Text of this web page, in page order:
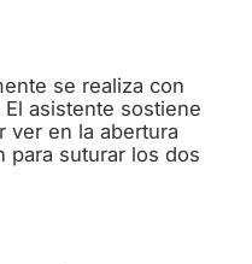
se realiza con
asistente sostiene
ver en la abertura
para suturar los dos